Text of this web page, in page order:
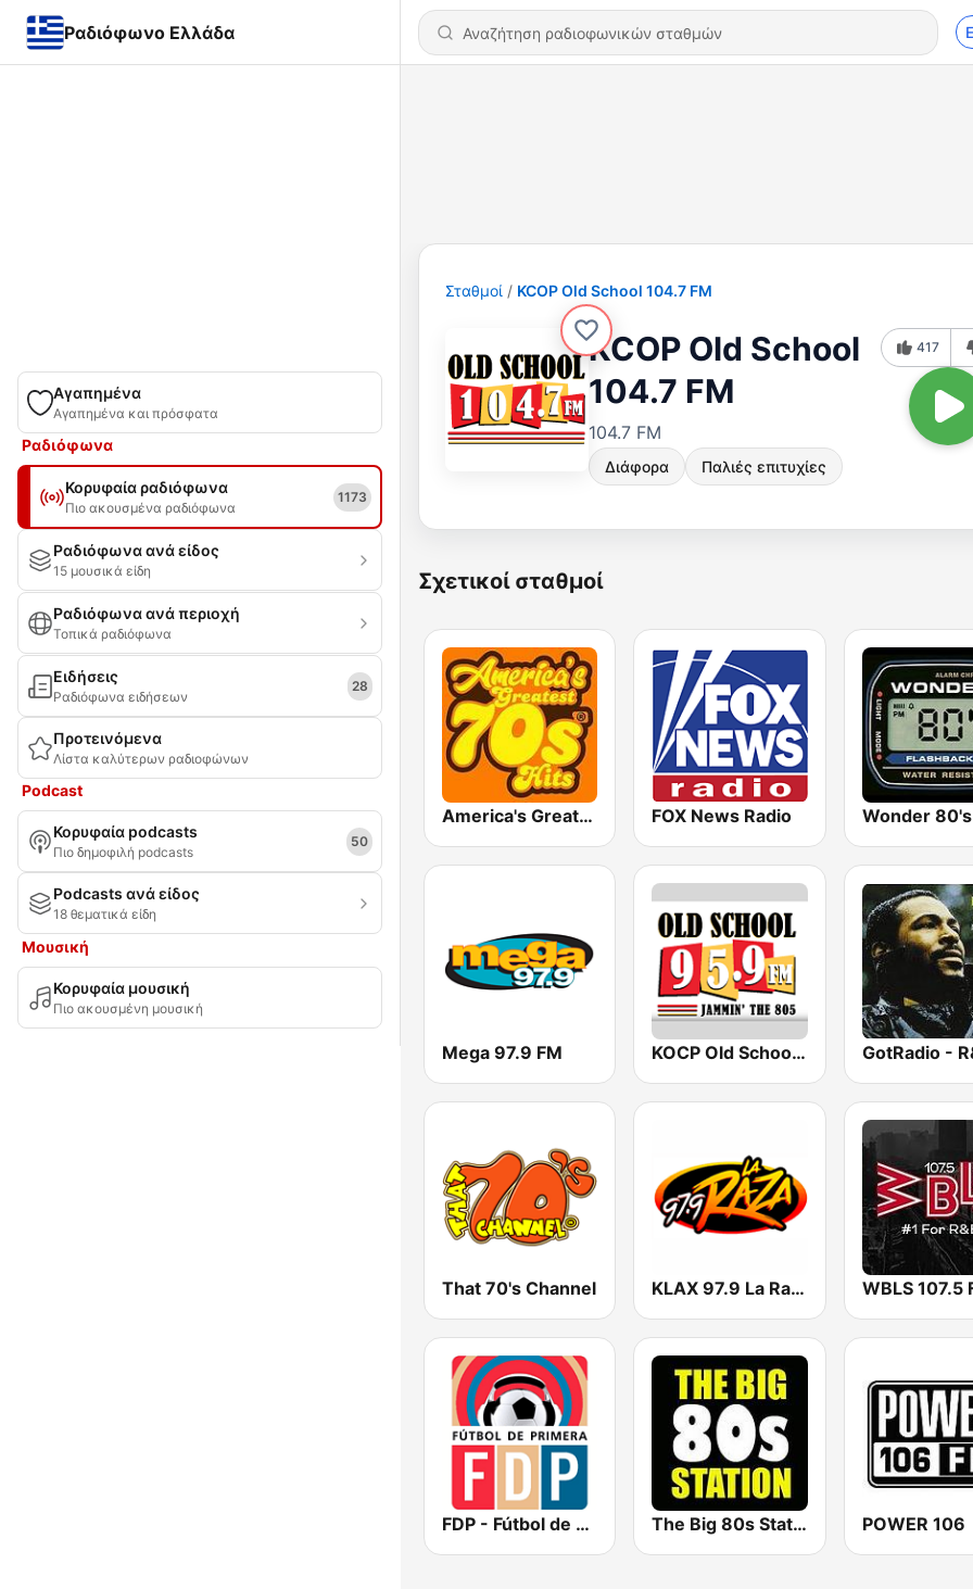
Ραδιόφωνο Ελλάδα
Αγαπημένα
Αγαπημένα και πρόσφατα
Ραδιόφωνα
Κορυφαία ραδιόφωνα
Πιο ακουσμένα ραδιόφωνα
1173
Ραδιόφωνα ανά είδος
15 μουσικά είδη
Ραδιόφωνα ανά περιοχή
Τοπικά ραδιόφωνα
Ειδήσεις
Ραδιόφωνα ειδήσεων
28
Προτεινόμενα
Λίστα καλύτερων ραδιοφώνων
Podcast
Κορυφαία podcasts
Πιο δημοφιλή podcasts
50
Podcasts ανά είδος
18 θεματικά είδη
Μουσική
Κορυφαία μουσική
Πιο ακουσμένη μουσική
Σταθμοί KCOP Old School 104.7 FM
KCOP Old School
104.7 FM
104.7 FM
Διάφορα Παλιές επιτυχίες
417
Σχετικοί σταθμοί
America's Greatest 70s Hits FOX News Radio Wonder 80's
Mega 97.9 FM KOCP Old School 104.7
That 70's Channel KLAX 97.9 La Raza FM
FDP - Fútbol de Primera The Big 80s Station POWER 106